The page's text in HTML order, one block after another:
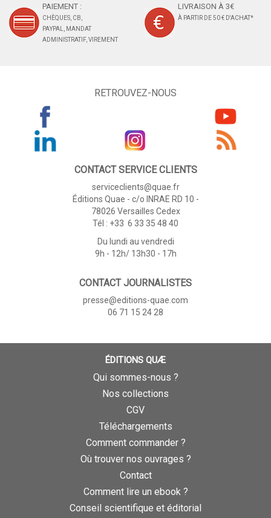
PAIEMENT :
CHÈQUES, CB,
PAYPAL, MANDAT
ADMINISTRATIF, VIREMENT
LIVRAISON À 3€
À PARTIR DE 50 € D'ACHAT*
RETROUVEZ-NOUS
CONTACT SERVICE CLIENTS
serviceclients@quae.fr
Éditions Quae - c/o INRAE RD 10 -
78026 Versailles Cedex
Tél : +33 6 33 35 48 40
Du lundi au vendredi
9h - 12h/ 13h30 - 17h
CONTACT JOURNALISTES
presse@editions-quae.com
06 71 15 24 28
ÉDITIONS QUÆ
Qui sommes-nous ?
Nos collections
CGV
Téléchargements
Comment commander ?
Où trouver nos ouvrages ?
Contact
Comment lire un ebook ?
Conseil scientifique et éditorial